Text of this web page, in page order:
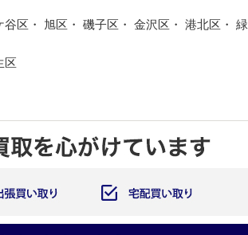
区・ 旭区・ 磯子区・ 金沢区・ 港北区・ 緑
区